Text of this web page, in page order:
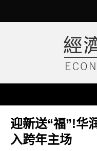
迎新送“福”!华
入跨年主场